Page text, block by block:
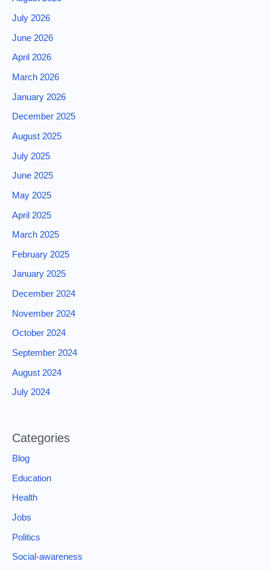
July 2026
June 2026
April 2026
March 2026
January 2026
December 2025
August 2025
July 2025
June 2025
May 2025
April 2025
March 2025
February 2025
January 2025
December 2024
November 2024
October 2024
September 2024
August 2024
July 2024
Categories
Blog
Education
Health
Jobs
Politics
Social-awareness